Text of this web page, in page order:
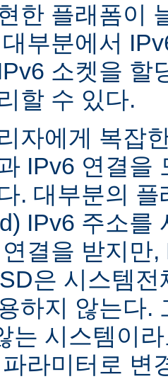
한 플래폼이
부분에서
소켓을 할
할 수 있다.
자에게 복잡
IPv6 연결을
. 대부분의
IPv6 주소를
결을 받지만
은 시스템
하지 않는다.
는 시스템이
라미터로 변